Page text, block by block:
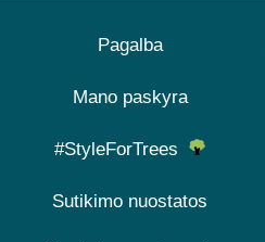
Pagalba
Mano paskyra
#StyleForTrees
Sutikimo nuostatos